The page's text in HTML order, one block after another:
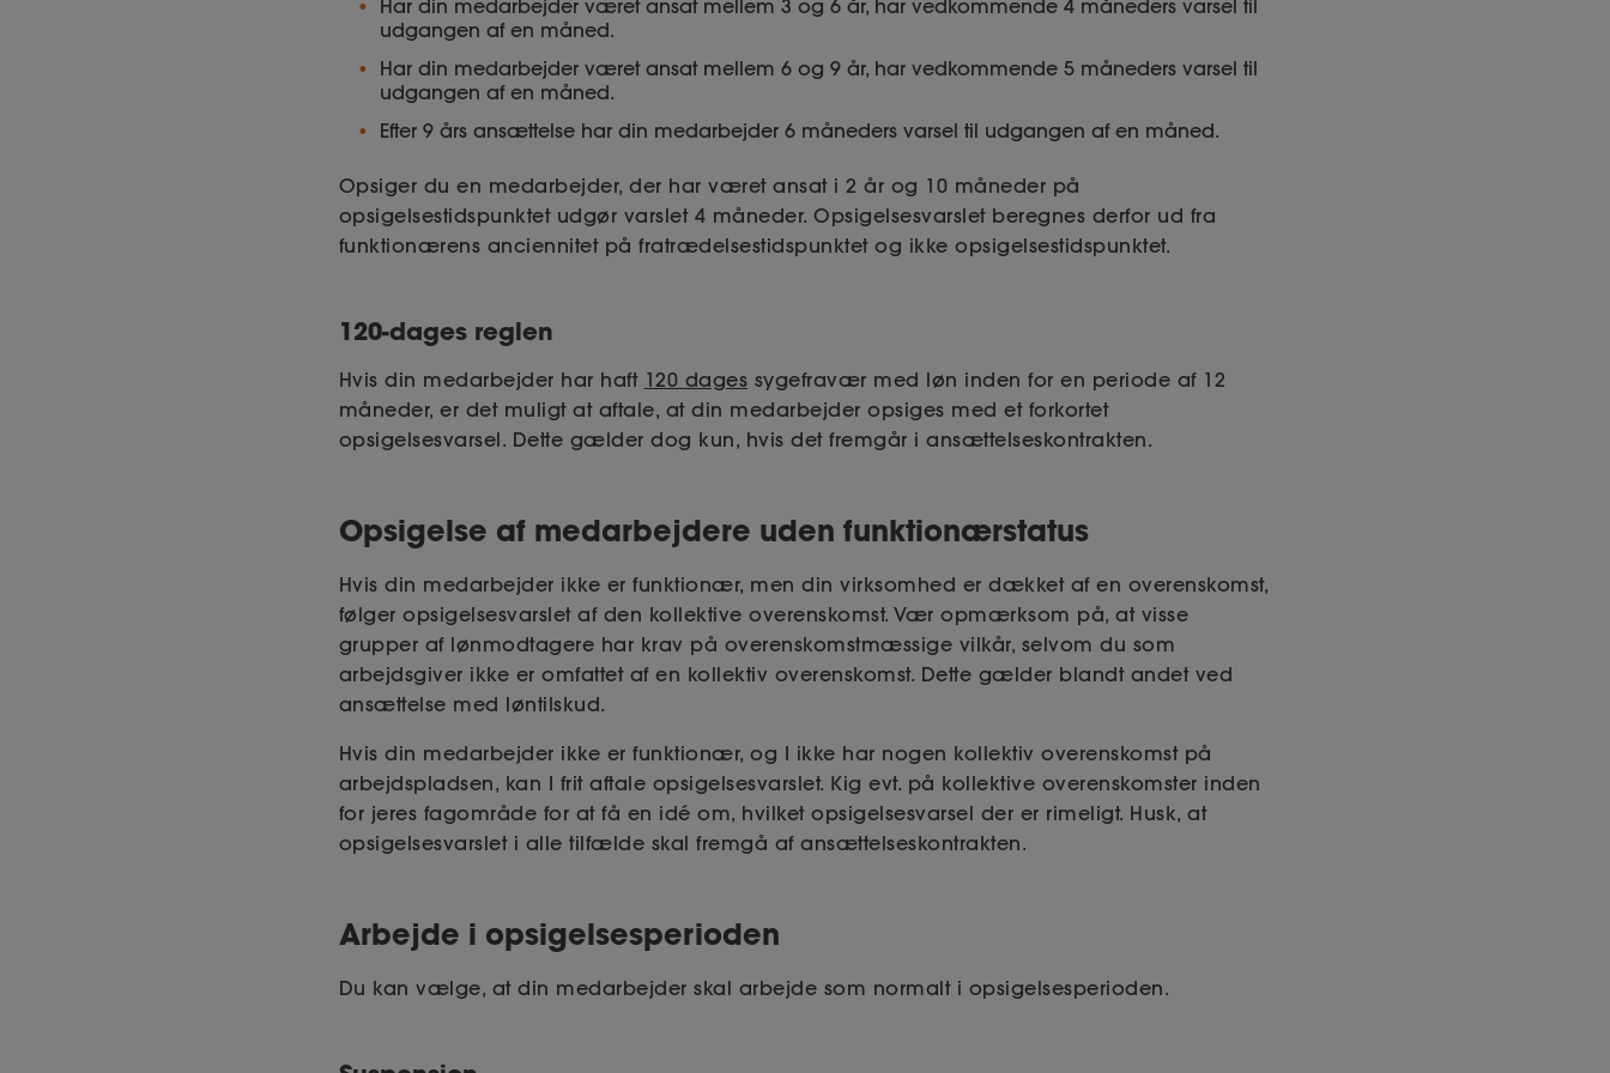
Har din medarbejder været ansat mellem 3 og 6 år, har vedkommende 4 måneders varsel til
udgangen af en måned.
Har din medarbejder været ansat mellem 6 og 9 år, har vedkommende 5 måneders varsel til
udgangen af en måned.
Efter 9 års ansættelse har din medarbejder 6 måneders varsel til udgangen af en måned.
Opsiger du en medarbejder, der har været ansat i 2 år og 10 måneder på
opsigelsestidspunktet udgør varslet 4 måneder. Opsigelsesvarslet beregnes derfor ud fra
funktionærens anciennitet på fratrædelsestidspunktet og ikke opsigelsestidspunktet.
120-dages reglen
Hvis din medarbejder har haft 120 dages sygefravær med løn inden for en periode af 12
måneder, er det muligt at aftale, at din medarbejder opsiges med et forkortet
opsigelsesvarsel. Dette gælder dog kun, hvis det fremgår i ansættelseskontrakten.
Opsigelse af medarbejdere uden funktionærstatus
Hvis din medarbejder ikke er funktionær, men din virksomhed er dækket af en overenskomst,
følger opsigelsesvarslet af den kollektive overenskomst. Vær opmærksom på, at visse
grupper af lønmodtagere har krav på overenskomstmæssige vilkår, selvom du som
arbejdsgiver ikke er omfattet af en kollektiv overenskomst. Dette gælder blandt andet ved
ansættelse med løntilskud.
Hvis din medarbejder ikke er funktionær, og I ikke har nogen kollektiv overenskomst på
arbejdspladsen, kan I frit aftale opsigelsesvarslet. Kig evt. på kollektive overenskomster inden
for jeres fagområde for at få en idé om, hvilket opsigelsesvarsel der er rimeligt. Husk, at
opsigelsesvarslet i alle tilfælde skal fremgå af ansættelseskontrakten.
Arbejde i opsigelsesperioden
Du kan vælge, at din medarbejder skal arbejde som normalt i opsigelsesperioden.